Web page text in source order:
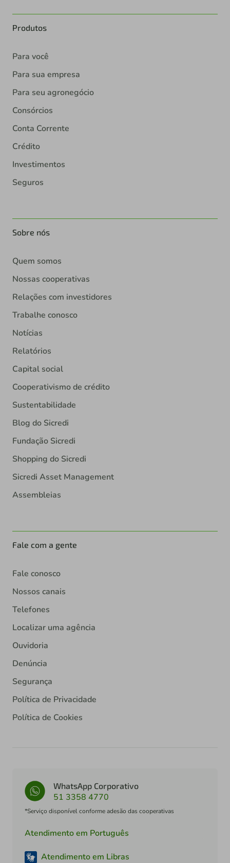
Produtos
Para você
Para sua empresa
Para seu agronegócio
Consórcios
Conta Corrente
Crédito
Investimentos
Seguros
Sobre nós
Quem somos
Nossas cooperativas
Relações com investidores
Trabalhe conosco
Notícias
Relatórios
Capital social
Cooperativismo de crédito
Sustentabilidade
Blog do Sicredi
Fundação Sicredi
Shopping do Sicredi
Sicredi Asset Management
Assembleias
Fale com a gente
Fale conosco
Nossos canais
Telefones
Localizar uma agência
Ouvidoria
Denúncia
Segurança
Política de Privacidade
Política de Cookies
WhatsApp Corporativo
51 3358 4770
*Serviço disponível conforme adesão das cooperativas
Atendimento em Português
Atendimento em Libras